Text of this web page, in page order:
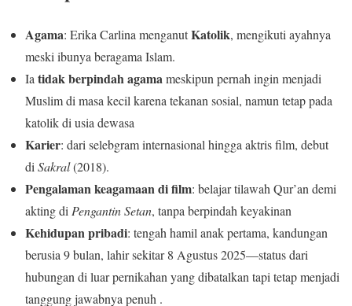
Agama: Erika Carlina menganutKatolik, mengikuti ayahnya
meski ibunya beragama Islam.
Ia tidak berpindah agamameskipun pernah ingin menjadi
Muslim di masa kecil karena tekanan sosial, namun tetap pada
katolik di usia dewasa
Karier: dari selebgram internasional hingga aktris film, debut
di Sakral(2018).
Pengalaman keagamaan di film: belajar tilawah Qur’an demi
akting di Pengantin Setan, tanpa berpindah keyakinan
Kehidupan pribadi: tengah hamil anak pertama, kandungan
berusia 9 bulan, lahir sekitar 8 Agustus 2025—status dari
hubungan di luar pernikahan yang dibatalkan tapi tetap menjadi
tanggung jawabnya penuh .